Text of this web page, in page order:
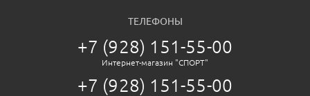
ТЕЛЕФОНЫ
+7 (928) 151-55-00
Интернет-магазин "СПОРТ"
+7 (928) 151-55-00